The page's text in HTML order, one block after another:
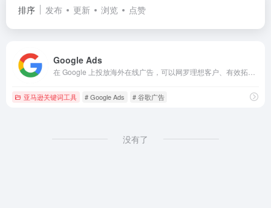
排序 发布 更新 浏览 点赞
Google Ads
亚马逊关键词工具 # Google Ads # 谷歌广告
没有了